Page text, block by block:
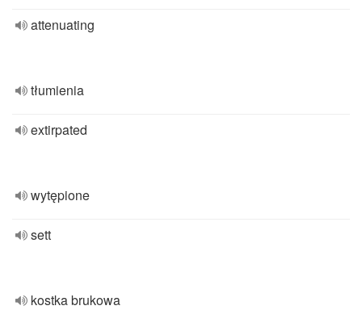
attenuating
tłumienia
extirpated
wytępione
sett
kostka brukowa